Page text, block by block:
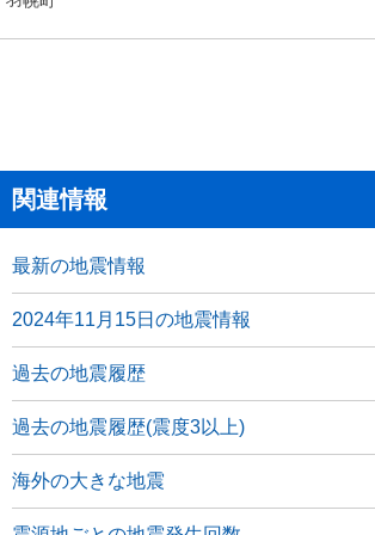
関連情報
最新の地震情報
2024年11月15日の地震情報
過去の地震履歴
過去の地震履歴(震度3以上)
海外の大きな地震